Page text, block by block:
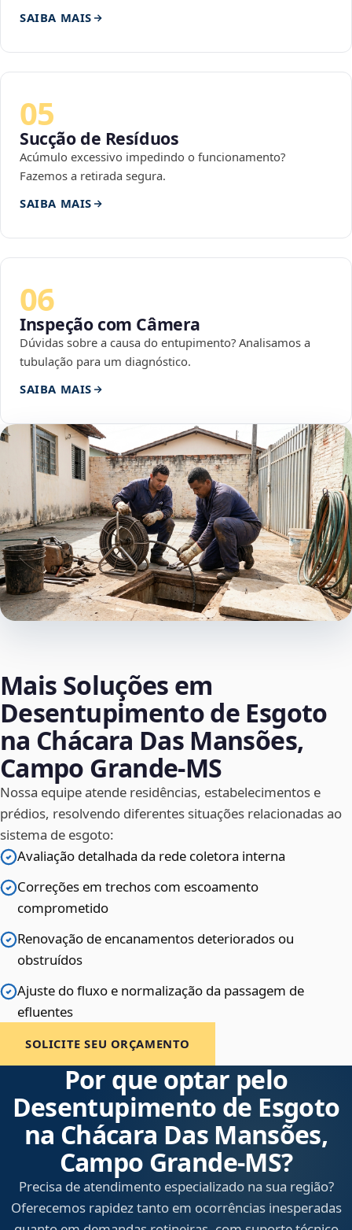
SAIBA MAIS
05
Sucção de Resíduos
Acúmulo excessivo impedindo o funcionamento?
Fazemos a retirada segura.
SAIBA MAIS
06
Inspeção com Câmera
Dúvidas sobre a causa do entupimento? Analisamos a
tubulação para um diagnóstico.
SAIBA MAIS
Mais Soluções em
Desentupimento de Esgoto
na Chácara Das Mansões,
Campo Grande‑MS
Nossa equipe atende residências, estabelecimentos e
prédios, resolvendo diferentes situações relacionadas ao
sistema de esgoto:
Avaliação detalhada da rede coletora interna
Correções em trechos com escoamento
comprometido
Renovação de encanamentos deteriorados ou
obstruídos
Ajuste do fluxo e normalização da passagem de
efluentes
SOLICITE SEU ORÇAMENTO
Por que optar pelo
Desentupimento de Esgoto
na Chácara Das Mansões,
Campo Grande‑MS?
Precisa de atendimento especializado na sua região?
Oferecemos rapidez tanto em ocorrências inesperadas